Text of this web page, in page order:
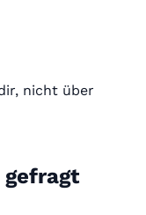
nicht über